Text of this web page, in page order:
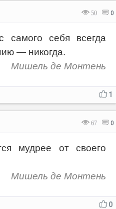
50 0
самого себя всегда
— никогда.
Мишель де Монтень
1
67 0
мудрее от своего
Мишель де Монтень
0